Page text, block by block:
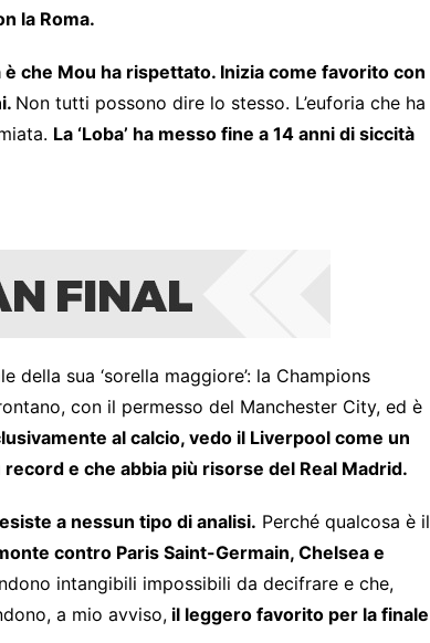
la Roma.
è che Mou ha rispettato. Inizia come favorito con
Non tutti possono dire lo stesso. L’euforia che ha
La ‘Loba’ ha messo fine a 14 anni di siccità
della sua ‘sorella maggiore’: la Champions
con il permesso del Manchester City, ed è
al calcio, vedo il Liverpool come un
e che abbia più risorse del Real Madrid.
a nessun tipo di analisi. Perché qualcosa è il
contro Paris Saint-Germain, Chelsea e
intangibili impossibili da decifrare e che,
a mio avviso, il leggero favorito per la finale